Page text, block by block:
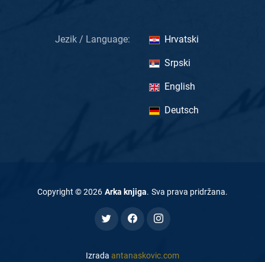
Jezik / Language: Hrvatski
Srpski
English
Deutsch
Copyright ©2026 Arka knjiga. Sva prava pridržana.
Izrada antanaskovic.com